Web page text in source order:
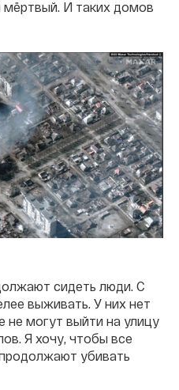
мёртвый. И таких домов
сидеть люди. С
выживать. У них нет
не могут выйти на улицу
Я хочу, чтобы все
убивать